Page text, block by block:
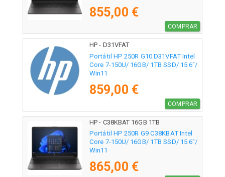
855,00 €
COMPRAR
HP - D31VFAT
Portátil HP 250R G10 D31VFAT Intel
Core 7-150U/ 16GB/ 1TB SSD/ 15.6"/
Win11
859,00 €
COMPRAR
HP - C38KBAT 16GB 1TB
Portátil HP 250R G9 C38KBAT Intel
Core 7-150U/ 16GB/ 1TB SSD/ 15.6"/
Win11
865,00 €